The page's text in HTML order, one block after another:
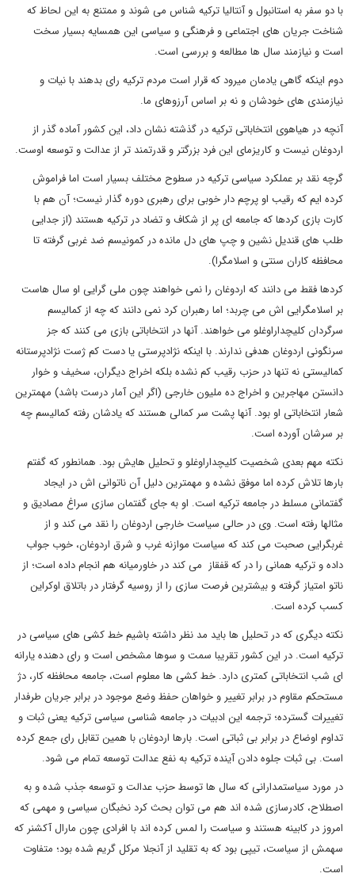
با دو سفر به استانبول و آنتالیا ترکیه شناس می شوند و ممتنع به این لحاظ که
شناخت جریان های اجتماعی و فرهنگی و سیاسی این همسایه بسیار سخت
است و نیازمند سال ها مطالعه و بررسی است.
دوم اینکه گاهی یادمان میرود که قرار است مردم ترکیه رای بدهند با نیات و
نیازمندی های خودشان و نه بر اساس آرزوهای ما.
آنچه در هیاهوی انتخاباتی ترکیه در گذشته نشان داد، این کشور آماده گذر از
اردوغان نیست و کاریزمای این فرد بزرگتر و قدرتمند تر از عدالت و توسعه اوست.
گرچه نقد بر عملکرد سیاسی ترکیه در سطوح مختلف بسیار است اما فراموش
کرده ایم که رقیب او پرچم دار خوبی برای رهبری دوره گذار نیست؛ آن هم با
کارت بازی کردها که جامعه ای پر از شکاف و تضاد در ترکیه هستند (از جدایی
طلب های قندیل نشین و چپ های دل مانده در کمونیسم ضد غربی گرفته تا
محافظه کاران سنتی و اسلامگرا).
کردها فقط می دانند که اردوغان را نمی خواهند چون ملی گرایی او سال هاست
بر اسلامگرایی اش می چربد؛ اما رهبران کرد نمی دانند که چه از کمالیسم
سرگردان کلیچداراوغلو می خواهند. آنها در انتخاباتی بازی می کنند که جز
سرنگونی اردوغان هدفی ندارند. با اینکه نژادپرستی یا دست کم ژست نژادپرستانه
کمالیستی نه تنها در حزب رقیب کم نشده بلکه اخراج دیگران، سخیف و خوار
دانستن مهاجرین و اخراج ده ملیون خارجی (اگر این آمار درست باشد) مهمترین
شعار انتخاباتی او بود. آنها پشت سر کمالی هستند که یادشان رفته کمالیسم چه
بر سرشان آورده است.
نکته مهم بعدی شخصیت کلیچداراوغلو و تحلیل هایش بود. همانطور که گفتم
بارها تلاش کرده اما موفق نشده و مهمترین دلیل آن ناتوانی اش در ایجاد
گفتمانی مسلط در جامعه ترکیه است. او به جای گفتمان سازی سراغ مصادیق و
مثالها رفته است. وی در حالی سیاست خارجی اردوغان را نقد می کند و از
غربگرایی صحبت می کند که سیاست موازنه غرب و شرق اردوغان، خوب جواب
داده و ترکیه همانی را در که قفقاز می کند در خاورمیانه هم انجام داده است؛ از
ناتو امتیاز گرفته و بیشترین فرصت سازی را از روسیه گرفتار در باتلاق اوکراین
کسب کرده است.
نکته دیگری که در تحلیل ها باید مد نظر داشته باشیم خط کشی های سیاسی در
ترکیه است. در این کشور تقریبا سمت و سوها مشخص است و رای دهنده یارانه
ای شب انتخاباتی کمتری دارد. خط کشی ها معلوم است، جامعه محافظه کار، دژ
مستحکم مقاوم در برابر تغییر و خواهان حفظ وضع موجود در برابر جریان طرفدار
تغییرات گسترده؛ ترجمه این ادبیات در جامعه شناسی سیاسی ترکیه یعنی ثبات و
تداوم اوضاع در برابر بی ثباتی است. بارها اردوغان با همین تقابل رای جمع کرده
است. بی ثبات جلوه دادن آینده ترکیه به نفع عدالت توسعه تمام می شود.
در مورد سیاستمدارانی که سال ها توسط حزب عدالت و توسعه جذب شده و به
اصطلاح، کادرسازی شده اند هم می توان بحث کرد نخبگان سیاسی و مهمی که
امروز در کابینه هستند و سیاست را لمس کرده اند با افرادی چون مارال آکشنر که
سهمش از سیاست، تیپی بود که به تقلید از آنجلا مرکل گریم شده بود؛ متفاوت
است.